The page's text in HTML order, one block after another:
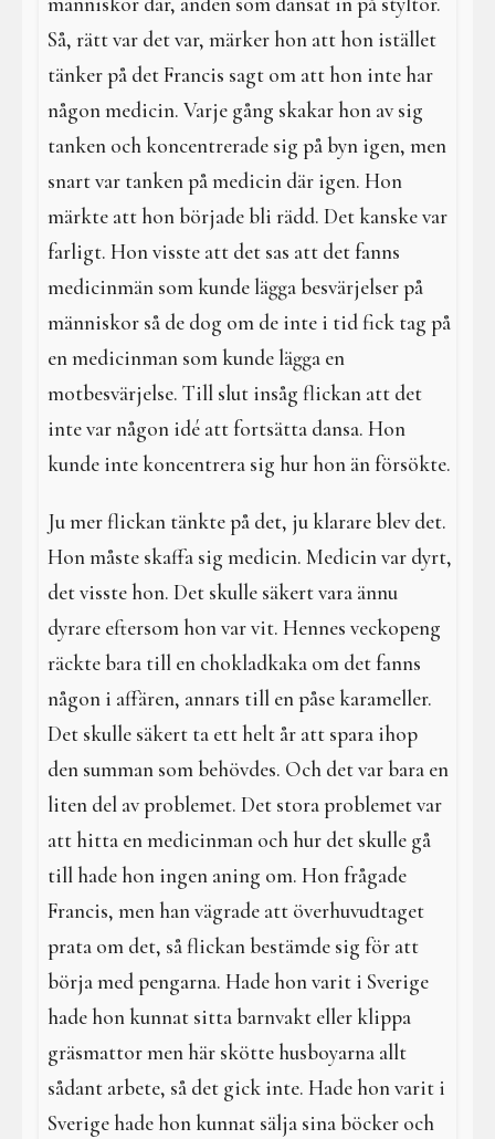
Så, rätt var det var, märker hon att hon istället
tänker på det Francis sagt om att hon inte har
någon medicin. Varje gång skakar hon av sig
tanken och koncentrerade sig på byn igen, men
snart var tanken på medicin där igen. Hon
märkte att hon började bli rädd. Det kanske var
farligt. Hon visste att det sas att det fanns
medicinmän som kunde lägga besvärjelser på
människor så de dog om de inte i tid fick tag på
en medicinman som kunde lägga en
motbesvärjelse. Till slut insåg flickan att det
inte var någon idé att fortsätta dansa. Hon
kunde inte koncentrera sig hur hon än försökte.
Ju mer flickan tänkte på det, ju klarare blev det.
Hon måste skaffa sig medicin. Medicin var dyrt,
det visste hon. Det skulle säkert vara ännu
dyrare eftersom hon var vit. Hennes veckopeng
räckte bara till en chokladkaka om det fanns
någon i affären, annars till en påse karameller.
Det skulle säkert ta ett helt år att spara ihop
den summan som behövdes. Och det var bara en
liten del av problemet. Det stora problemet var
att hitta en medicinman och hur det skulle gå
till hade hon ingen aning om. Hon frågade
Francis, men han vägrade att överhuvudtaget
prata om det, så flickan bestämde sig för att
börja med pengarna. Hade hon varit i Sverige
hade hon kunnat sitta barnvakt eller klippa
gräsmattor men här skötte husboyarna allt
sådant arbete, så det gick inte. Hade hon varit i
Sverige hade hon kunnat sälja sina böcker och